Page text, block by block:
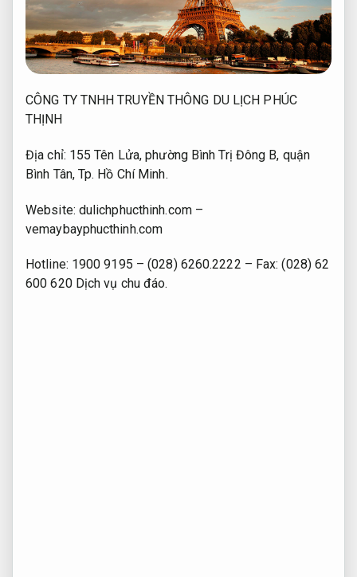
CÔNG TY TNHH TRUYỀN THÔNG DU LỊCH PHÚC
THỊNH
Địa chỉ: 155 Tên Lửa, phường Bình Trị Đông B, quận
Bình Tân, Tp. Hồ Chí Minh.
Website: dulichphucthinh.com –
vemaybayphucthinh.com
Hotline: 1900 9195 – (028) 6260.2222 – Fax: (028) 62
600 620 Dịch vụ chu đáo.